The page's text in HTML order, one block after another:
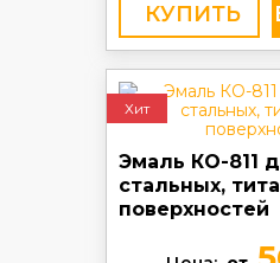
КУПИТЬ
Хит
Эмаль КО-811
стальных,
поверхностей